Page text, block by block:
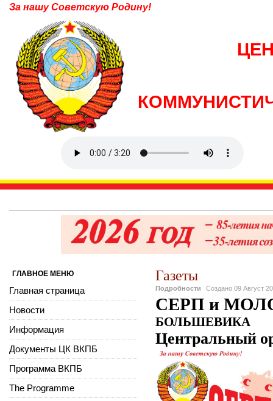
За нашу Советскую Родину!
Газеты
Подробности Создано 09 Август
СЕРП и
БОЛЬШЕВИКА
Центральный
ГЛАВНОЕ МЕНЮ
Главная страница
Новости
Информация
Документы ЦК ВКПБ
Программа ВКПБ
The Programme